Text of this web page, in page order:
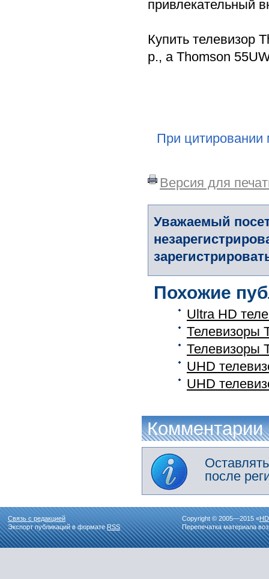
привлекательный
Купить телевизор
р., а Thomson
При цитировании
Версия для
Уважаемый
Похожие
Ultra HD
Телевизоры
Телевизоры
UHD
UHD
Комментарии
после
Связь с редакцией
Экспорт публикаций в форматеRSS
Copyright © 2005—2015 «
Перепечатка материала